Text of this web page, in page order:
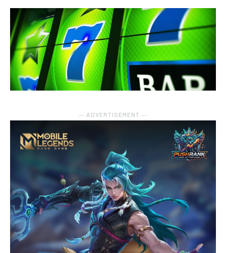
― ADVERTISEMENT ―